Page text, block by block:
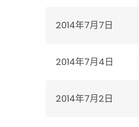
2014年7月7日
2014年7月4日
2014年7月2日